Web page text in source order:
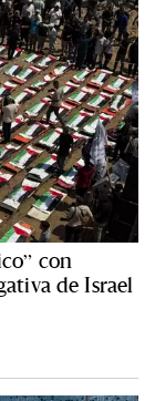
con
de Israel